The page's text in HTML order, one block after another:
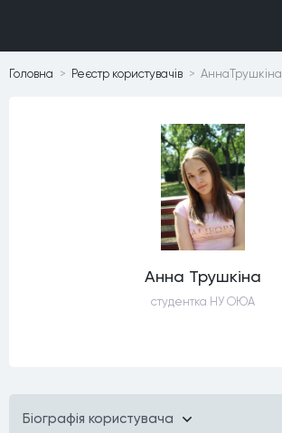
Головна Реєстр користувачiв АннаТрушкіна
Анна Трушкіна
студентка НУ ОЮА
Бiографiя користувача